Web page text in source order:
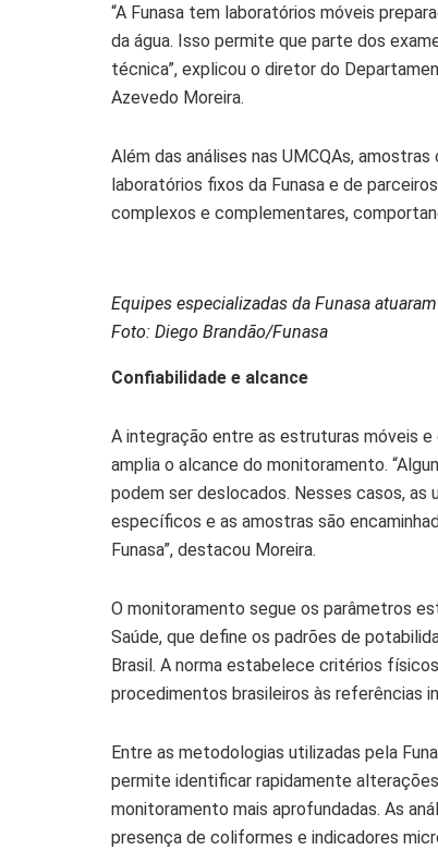
“A Funasa tem laboratórios móveis
da água. Isso permite que parte dos
técnica”, explicou o diretor do
Azevedo Moreira.
Além das análises nas UMCQAs,
laboratórios fixos da Funasa e de
complexos e complementares,
Equipes especializadas da Funasa
Foto: Diego Brandão/Funasa
Confiabilidade e alcance
A integração entre as estruturas móveis
amplia o alcance do monitoramento.
podem ser deslocados. Nesses casos,
específicos e as amostras são
Funasa”, destacou Moreira.
O monitoramento segue os parâmetros
Saúde, que define os padrões de
Brasil. A norma estabelece critérios
procedimentos brasileiros às referências
Entre as metodologias utilizadas pela
permite identificar rapidamente
monitoramento mais aprofundadas. As
presença de coliformes e indicadores